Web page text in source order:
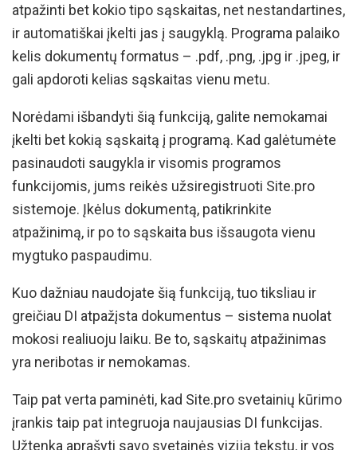
atpažinti bet kokio tipo sąskaitas, net nestandartines,
ir automatiškai įkelti jas į saugyklą. Programa palaiko
kelis dokumentų formatus – .pdf, .png, .jpg ir .jpeg, ir
gali apdoroti kelias sąskaitas vienu metu.
Norėdami išbandyti šią funkciją, galite nemokamai
įkelti bet kokią sąskaitą į programą. Kad galėtumėte
pasinaudoti saugykla ir visomis programos
funkcijomis, jums reikės užsiregistruoti Site.pro
sistemoje. Įkėlus dokumentą, patikrinkite
atpažinimą, ir po to sąskaita bus išsaugota vienu
mygtuko paspaudimu.
Kuo dažniau naudojate šią funkciją, tuo tiksliau ir
greičiau DI atpažįsta dokumentus – sistema nuolat
mokosi realiuoju laiku. Be to, sąskaitų atpažinimas
yra neribotas ir nemokamas.
Taip pat verta paminėti, kad Site.pro svetainių kūrimo
įrankis taip pat integruoja naujausias DI funkcijas.
Užtenka aprašyti savo svetainės viziją tekstu, ir vos